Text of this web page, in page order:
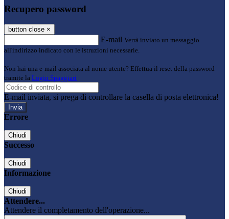
Recupero password
button close ×
E-mail Verrà inviato un messaggio
all'indirizzo indicato con le istruzioni necessarie.
Non hai una e-mail associata al nome utente? Effettua il reset della password
tramite la Login Spaggiari
E-mail inviata, si prega di controllare la casella di posta elettronica!
Errore
Chiudi
Successo
Chiudi
Informazione
Chiudi
Attendere...
Attendere il completamento dell'operazione...